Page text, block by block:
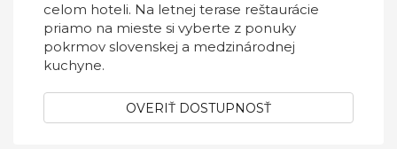
celom hoteli. Na letnej terase reštaurácie
priamo na mieste si vyberte z ponuky
pokrmov slovenskej a medzinárodnej
kuchyne.
OVERIŤ DOSTUPNOSŤ